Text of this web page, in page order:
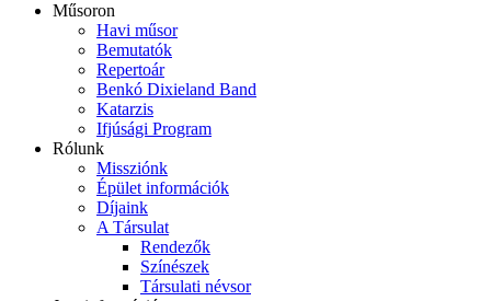
Műsoron
Havi műsor
Bemutatók
Repertoár
Benkó Dixieland Band
Katarzis
Ifjúsági Program
Rólunk
Missziónk
Épület információk
Díjaink
A Társulat
Rendezők
Színészek
Társulati névsor